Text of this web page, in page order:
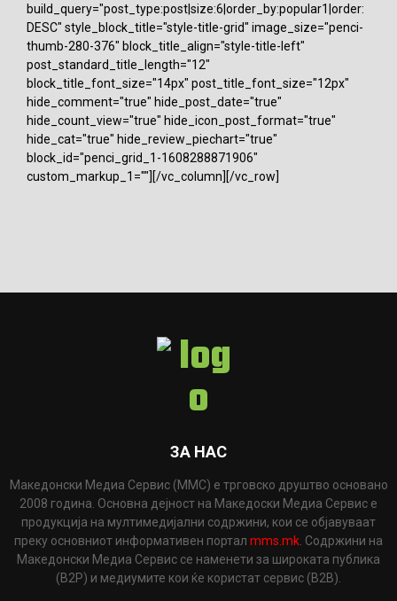
build_query="post_type:post|size:6|order_by:popular1|order:
DESC" style_block_title="style-title-grid" image_size="penci-
thumb-280-376" block_title_align="style-title-left"
post_standard_title_length="12"
block_title_font_size="14px" post_title_font_size="12px"
hide_comment="true" hide_post_date="true"
hide_count_view="true" hide_icon_post_format="true"
hide_cat="true" hide_review_piechart="true"
block_id="penci_grid_1-1608288871906"
custom_markup_1=""][/vc_column][/vc_row]
ЗА НАС
Македонски Медиа Сервис (ММС) е трговско друштво основано
2008 година. Основна дејност на Македоски Медиа Сервис е
продукција на мултимедијални содржини, кои се објавуваат
преку основниот информативен портал mms.mk . Содржини на
Македонски Медиа Сервис се наменети за широката публика
(B2P) и медиумите кои ќе користат сервис (B2B).